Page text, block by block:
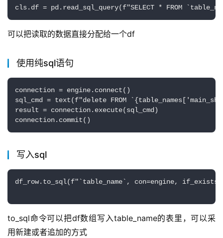
可以把读取的数据直接分配给一个df
使用纯sql语句
connection = engine.connect()
sql_cmd = text(f"delete FROM
result = connection.execute(sql_cmd)
connection.commit()
写入sql
df_row.to_sql(f"`table_name`, con=engine,
to_sql命令可以把df数组写入table_name的表里，可以采
用新建或者追加的方式